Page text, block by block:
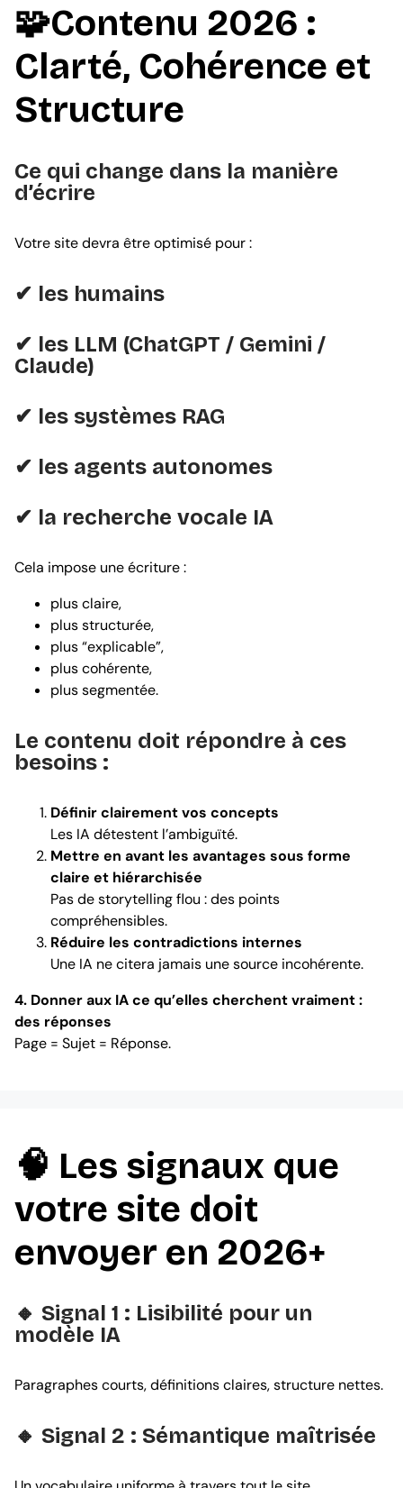
🧩Contenu 2026 :
Clarté, Cohérence et
Structure
Ce qui change dans la manière
d’écrire
Votre site devra être optimisé pour :
✔ les humains
✔ les LLM (ChatGPT / Gemini /
Claude)
✔ les systèmes RAG
✔ les agents autonomes
✔ la recherche vocale IA
Cela impose une écriture :
plus claire,
plus structurée,
plus “explicable”,
plus cohérente,
plus segmentée.
Le contenu doit répondre à ces
besoins :
Définir clairement vos concepts
Les IA détestent l’ambiguïté.
Mettre en avant les avantages sous forme
claire et hiérarchisée
Pas de storytelling flou : des points
compréhensibles.
Réduire les contradictions internes
Une IA ne citera jamais une source incohérente.
4. Donner aux IA ce qu’elles cherchent vraiment :
des réponses
Page = Sujet = Réponse.
🧠 Les signaux que
votre site doit
envoyer en 2026+
🔸 Signal 1 : Lisibilité pour un
modèle IA
Paragraphes courts, définitions claires, structure nettes.
🔸 Signal 2 : Sémantique maîtrisée